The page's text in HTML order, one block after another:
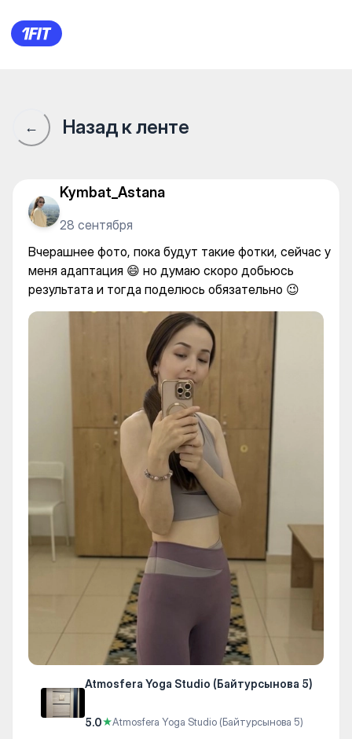
Atmosfera Yoga Studio
← Назад к ленте
Kymbat_Astana
28 сентября
Вчерашнее фото, пока будут такие фотки, сейчас у
меня адаптация 😄 но думаю скоро добьюсь
результата и тогда поделюсь обязательно 😉
Atmosfera Yoga Studio (Байтурсынова 5)
5.0★Atmosfera Yoga Studio (Байтурсынова 5)